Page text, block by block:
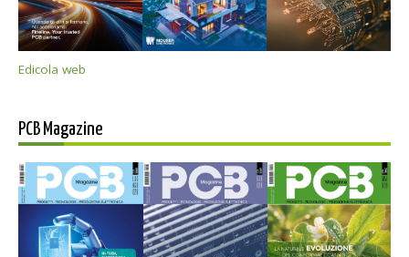
Edicola web
PCB Magazine